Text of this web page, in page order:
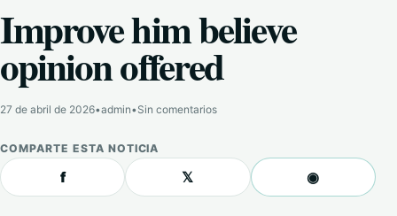
Improve him believe
opinion offered
27 de abril de 2026•admin•Sin comentarios
COMPARTE ESTA NOTICIA
f 𝕏 ◉